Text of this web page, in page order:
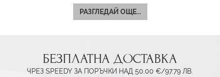
РАЗГЛЕДАЙ ОЩЕ...
БЕЗПЛАТНА ДОСТАВКА
ЧРЕЗ SPEEDY ЗА ПОРЪЧКИ НАД 50.00 €/97.79 ЛВ.